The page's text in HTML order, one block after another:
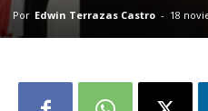
Por Edwin Terrazas Castro - 18